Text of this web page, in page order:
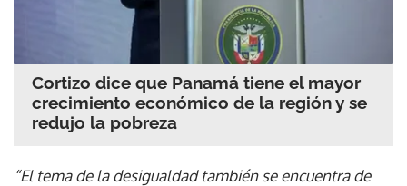
Cortizo dice que Panamá tiene el mayor
crecimiento económico de la región y se
redujo la pobreza
“El tema de la desigualdad también se encuentra de